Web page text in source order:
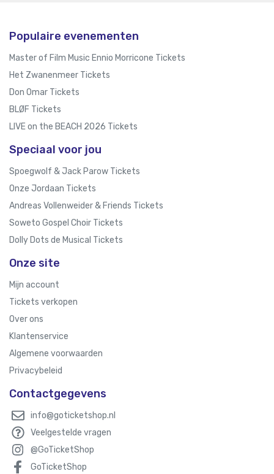
Populaire evenementen
Master of Film Music Ennio Morricone Tickets
Het Zwanenmeer Tickets
Don Omar Tickets
BLØF Tickets
LIVE on the BEACH 2026 Tickets
Speciaal voor jou
Spoegwolf & Jack Parow Tickets
Onze Jordaan Tickets
Andreas Vollenweider & Friends Tickets
Soweto Gospel Choir Tickets
Dolly Dots de Musical Tickets
Onze site
Mijn account
Tickets verkopen
Over ons
Klantenservice
Algemene voorwaarden
Privacybeleid
Contactgegevens
info@goticketshop.nl
Veelgestelde vragen
@GoTicketShop
GoTicketShop